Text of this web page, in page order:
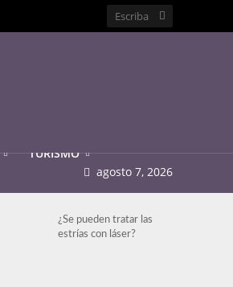
TURISMO
agosto 7, 2026
¿Se pueden tratar las
estrías con láser?